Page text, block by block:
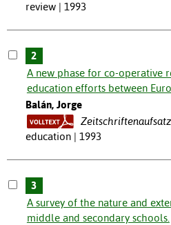
review | 1993
2
A new phase for co-operative
education efforts between
Balán, Jorge
Zeitschriftenaufsatz
education | 1993
3
A survey of the nature and
middle and secondary schools.